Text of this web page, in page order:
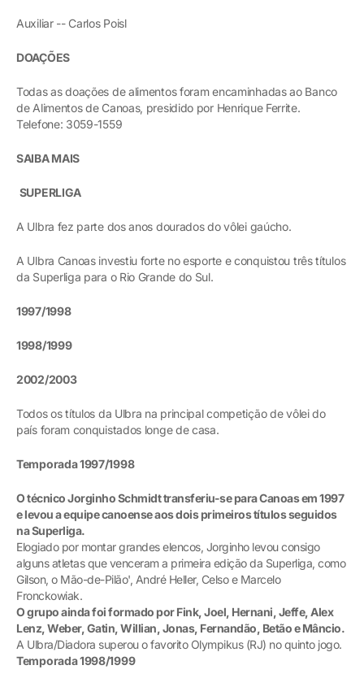
Auxiliar -- Carlos Poisl
DOAÇÕES
Todas as doações de alimentos foram encaminhadas ao Banco
de Alimentos de Canoas, presidido por Henrique Ferrite.
Telefone: 3059-1559
SAIBA MAIS
SUPERLIGA
A Ulbra fez parte dos anos dourados do vôlei gaúcho.
A Ulbra Canoas investiu forte no esporte e conquistou três títulos
da Superliga para o Rio Grande do Sul.
1997/1998
1998/1999
2002/2003
Todos os títulos da Ulbra na principal competição de vôlei do
país foram conquistados longe de casa.
Temporada 1997/1998
O técnico Jorginho Schmidt transferiu-se para Canoas em 1997
e levou a equipe canoense aos dois primeiros títulos seguidos
na Superliga.
Elogiado por montar grandes elencos, Jorginho levou consigo
alguns atletas que venceram a primeira edição da Superliga, como
Gilson, o Mão-de-Pilão', André Heller, Celso e Marcelo
Fronckowiak.
O grupo ainda foi formado por Fink, Joel, Hernani, Jeffe, Alex
Lenz, Weber, Gatin, Willian, Jonas, Fernandão, Betão e Mâncio.
A Ulbra/Diadora superou o favorito Olympikus (RJ) no quinto jogo.
Temporada 1998/1999